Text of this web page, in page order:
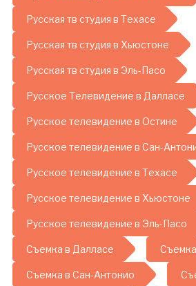
Русская тв студия в Техасе
Русская тв студия в Хьюстоне
Русская тв студия в Эль-Пасо
Русское Телевидение в Далласе
Русское телевидение в Остине
Русское телевидение в Сан-
Русское телевидение в Техасе
Русское телевидение в Хьюстоне
Русское телевидение в Эль-Пасо
Съемка в Далласе
Съемка в Сан-Антонио